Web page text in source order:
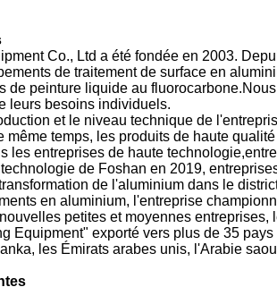
Co., Ltd a été fondée en 2003.
de traitement de surface en
de peinture liquide au
leurs besoins individuels.
et le niveau technique de
même temps, les produits de haute
les entreprises de haute
de Foshan en 2019,
de l'aluminium dans le
en aluminium, l'entreprise
petites et moyennes
Equipment" exporté vers plus de 35
les Émirats arabes unis, l'Arabie